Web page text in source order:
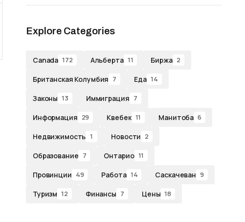
Explore Categories
Canada 172 Альберта 11 Биржа 2
Британская Колумбия 7 Еда 14
Законы 13 Иммиграция 7
Информация 29 Квебек 11 Манитоба 6
Недвижимость 1 Новости 2
Образование 7 Онтарио 11
Провинции 49 Работа 14 Саскачеван 9
Туризм 12 Финансы 7 Цены 18